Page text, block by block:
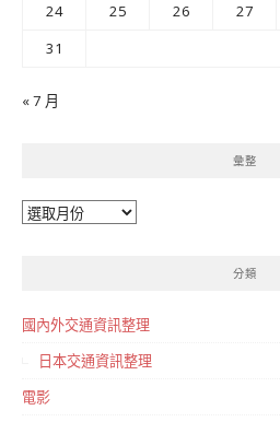
24
25 26 27
31
« 7 月
彙整
彙
分類
國內外交通資訊整理
日本交通資訊整理
電影